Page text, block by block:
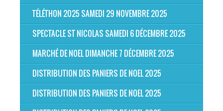
TÉLÉTHON 2025 SAMEDI 29 NOVEMBRE 2025
SPECTACLE ST NICOLAS SAMEDI 6 DÉCEMBRE 2025
MARCHÉ DE NOEL DIMANCHE 7 DÉCEMBRE 2025
DISTRIBUTION DES PANIERS DE NOEL 2025
DISTRIBUTION DES PANIERS DE NOEL 2025